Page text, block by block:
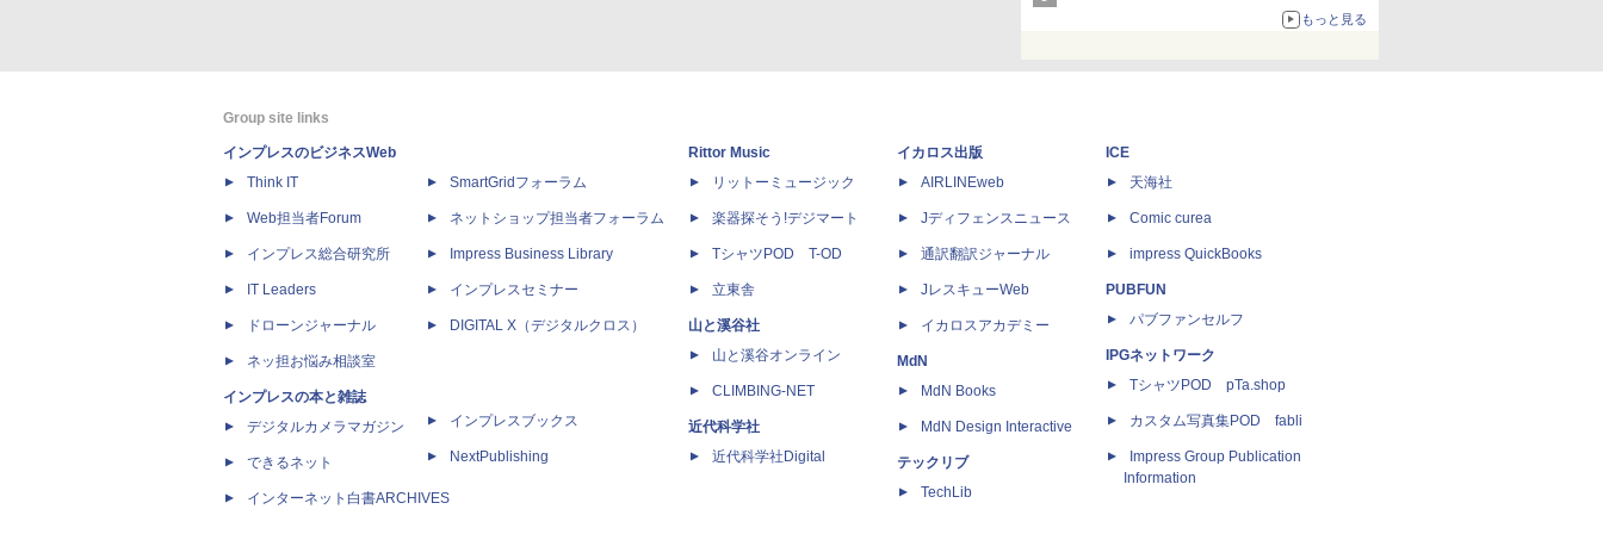
もっと見る
Group site links
インプレスのビジネスWeb
Think IT
Web担当者Forum
インプレス総合研究所
IT Leaders
ドローンジャーナル
ネッ担お悩み相談室
インプレスの本と雑誌
デジタルカメラマガジン
できるネット
インターネット白書ARCHIVES
SmartGridフォーラム
ネットショップ担当者フォーラム
Impress Business Library
インプレスセミナー
DIGITAL X（デジタルクロス）
インプレスブックス
NextPublishing
Rittor Music
リットーミュージック
楽器探そう!デジマート
TシャツPOD T-OD
立東舎
山と溪谷社
山と溪谷オンライン
CLIMBING-NET
近代科学社
近代科学社Digital
イカロス出版
AIRLINEweb
Jディフェンスニュース
通訳翻訳ジャーナル
JレスキューWeb
イカロスアカデミー
MdN
MdN Books
MdN Design Interactive
テックリブ
TechLib
ICE
天海社
Comic curea
impress QuickBooks
PUBFUN
パブファンセルフ
IPGネットワーク
TシャツPOD pTa.shop
カスタム写真集POD fabli
Impress Group Publication
Information